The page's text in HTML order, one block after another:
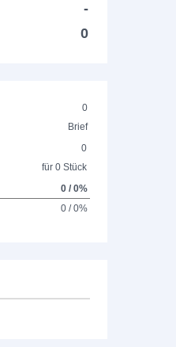
-
0
0
Brief
0
für 0 Stück
0 / 0%
0 / 0%